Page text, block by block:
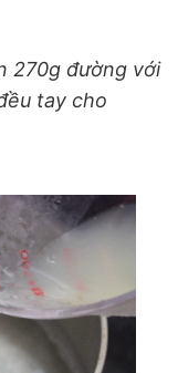
270g đường với
tay cho